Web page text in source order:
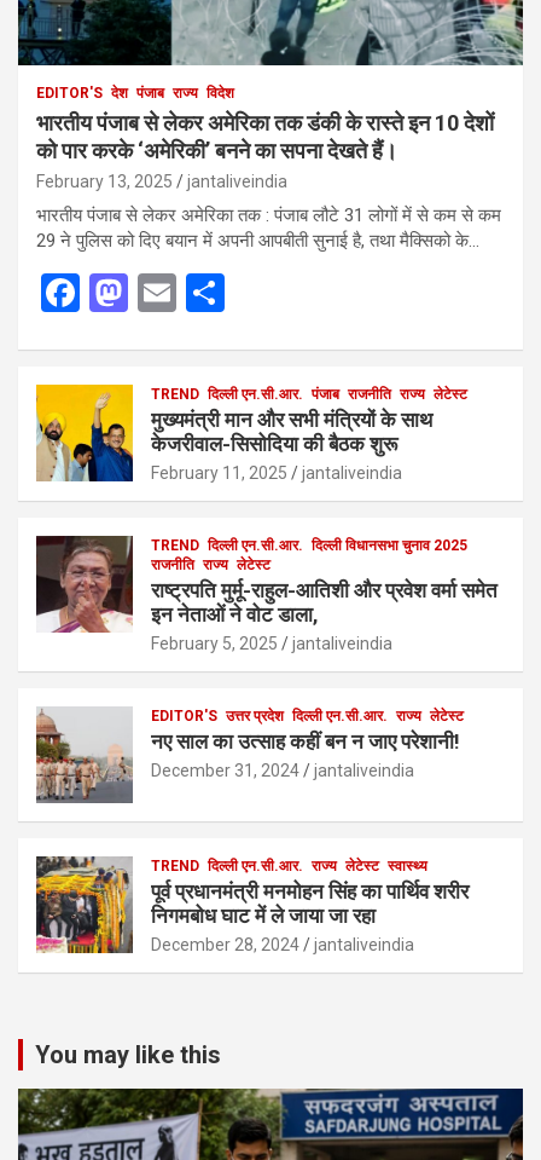
EDITOR'S देश पंजाब राज्य विदेश
भारतीय पंजाब से लेकर अमेरिका तक डंकी के रास्ते इन 10 देशों
को पार करके ‘अमेरिकी’ बनने का सपना देखते हैं।
February 13, 2025 jantaliveindia
भारतीय पंजाब से लेकर अमेरिका तक : पंजाब लौटे 31 लोगों में से कम से कम
29 ने पुलिस को दिए बयान में अपनी आपबीती सुनाई है, तथा मैक्सिको के…
F
b
o
o
k
M
d
o
n
E
e
TREND दिल्ली एन.सी.आर. पंजाब राजनीति राज्य लेटेस्ट
मुख्यमंत्री मान और सभी मंत्रियों के साथ
केजरीवाल-सिसोदिया की बैठक शुरू
February 11, 2025 jantaliveindia
TREND दिल्ली एन.सी.आर. दिल्ली विधानसभा चुनाव 2025
राजनीति राज्य लेटेस्ट
राष्ट्रपति मुर्मू-राहुल-आतिशी और प्रवेश वर्मा समेत
इन नेताओं ने वोट डाला,
February 5, 2025 jantaliveindia
EDITOR'S उत्तर प्रदेश दिल्ली एन.सी.आर. राज्य लेटेस्ट
नए साल का उत्साह कहीं बन न जाए परेशानी!
December 31, 2024 jantaliveindia
TREND दिल्ली एन.सी.आर. राज्य लेटेस्ट स्वास्थ्य
पूर्व प्रधानमंत्री मनमोहन सिंह का पार्थिव शरीर
निगमबोध घाट में ले जाया जा रहा
December 28, 2024 jantaliveindia
You may like this